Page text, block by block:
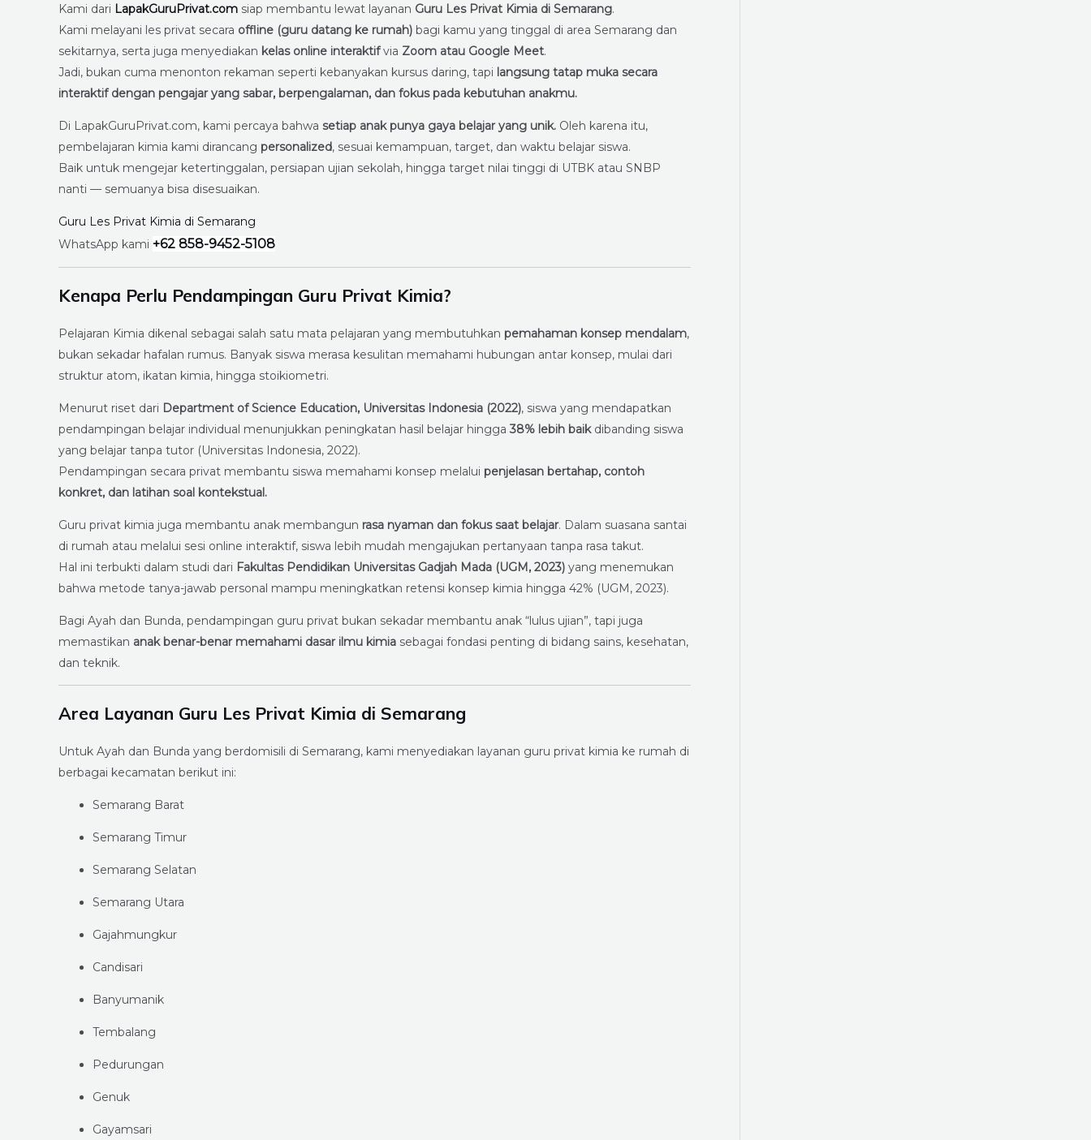
Kami dari LapakGuruPrivat.com siap membantu lewat layanan Guru Les Privat Kimia di Semarang.
Kami melayani les privat secara offline (guru datang ke rumah) bagi kamu yang tinggal di area Semarang dan
sekitarnya, serta juga menyediakan kelas online interaktifvia Zoom atau Google Meet.
Jadi, bukan cuma menonton rekaman seperti kebanyakan kursus daring, tapi langsung tatap muka secara
interaktif dengan pengajar yang sabar, berpengalaman, dan fokus pada kebutuhan anakmu.
Di LapakGuruPrivat.com, kami percaya bahwa setiap anak punya gaya belajar yang unik. Oleh karena itu,
pembelajaran kimia kami dirancang personalized, sesuai kemampuan, target, dan waktu belajar siswa.
Baik untuk mengejar ketertinggalan, persiapan ujian sekolah, hingga target nilai tinggi di UTBK atau SNBP
nanti — semuanya bisa disesuaikan.
Guru Les Privat Kimia di Semarang
WhatsApp kami +62 858-9452-5108
Kenapa Perlu Pendampingan Guru Privat Kimia?
Pelajaran Kimia dikenal sebagai salah satu mata pelajaran yang membutuhkan pemahaman konsep mendalam,
bukan sekadar hafalan rumus. Banyak siswa merasa kesulitan memahami hubungan antar konsep, mulai dari
struktur atom, ikatan kimia, hingga stoikiometri.
Menurut riset dari Department of Science Education, Universitas Indonesia (2022), siswa yang mendapatkan
pendampingan belajar individual menunjukkan peningkatan hasil belajar hingga38% lebih baikdibanding siswa
yang belajar tanpa tutor (Universitas Indonesia, 2022).
Pendampingan secara privat membantu siswa memahami konsep melalui penjelasan bertahap, contoh
konkret, dan latihan soal kontekstual.
Guru privat kimia juga membantu anak membangun rasa nyaman dan fokus saat belajar. Dalam suasana santai
di rumah atau melalui sesi online interaktif, siswa lebih mudah mengajukan pertanyaan tanpa rasa takut.
Hal ini terbukti dalam studi dari Fakultas Pendidikan Universitas Gadjah Mada (UGM, 2023) yang menemukan
bahwa metode tanya-jawab personal mampu meningkatkan retensi konsep kimia hingga 42% (UGM, 2023).
Bagi Ayah dan Bunda, pendampingan guru privat bukan sekadar membantu anak “lulus ujian”, tapi juga
memastikan anak benar-benar memahami dasar ilmu kimia sebagai fondasi penting di bidang sains, kesehatan,
dan teknik.
Area Layanan Guru Les Privat Kimia di Semarang
Untuk Ayah dan Bunda yang berdomisili di Semarang, kami menyediakan layanan guru privat kimia ke rumah di
berbagai kecamatan berikut ini:
Semarang Barat
Semarang Timur
Semarang Selatan
Semarang Utara
Gajahmungkur
Candisari
Banyumanik
Tembalang
Pedurungan
Genuk
Gayamsari